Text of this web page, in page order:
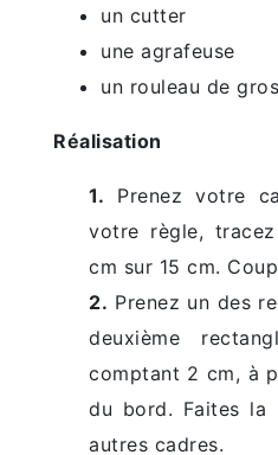
un cutter
une agrafeuse
un rouleau de
Réalisation
1. Prenez votre
votre règle,
cm sur 15 cm.
2. Prenez un des
deuxième
comptant 2 cm, à
du bord. Faites la
autres cadres.